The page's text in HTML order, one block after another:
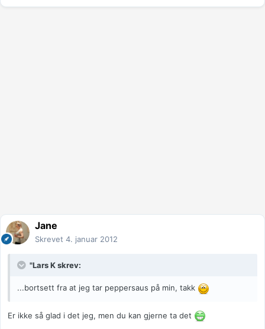
Jane
Skrevet 4. januar 2012
"Lars K skrev:
...bortsett fra at jeg tar peppersaus på min, takk
Er ikke så glad i det jeg, men du kan gjerne ta det